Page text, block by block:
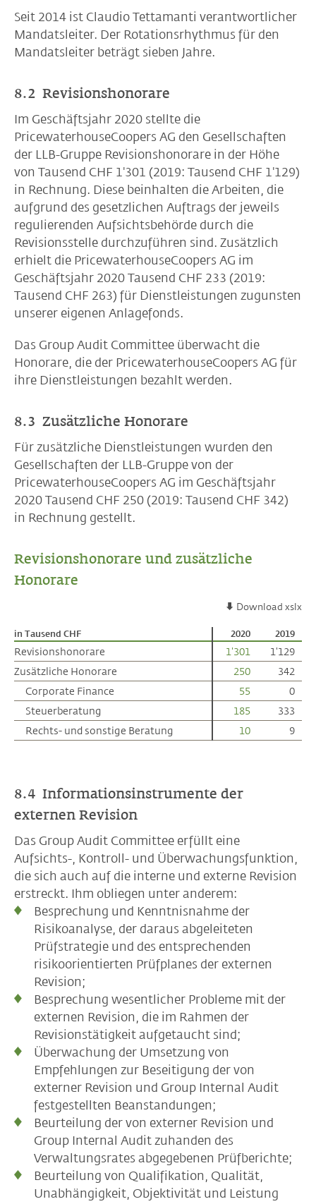
Seit 2014 ist Claudio Tettamanti verantwortlicher
Mandatsleiter. Der Rotationsrhythmus für den
Mandatsleiter beträgt sieben Jahre.
8.2 Revisionshonorare
Im Geschäftsjahr 2020 stellte die
PricewaterhouseCoopers AG den Gesellschaften
der LLB-Gruppe Revisionshonorare in der Höhe
von Tausend CHF 1'301 (2019: Tausend CHF 1'129)
in Rechnung. Diese beinhalten die Arbeiten, die
aufgrund des gesetzlichen Auftrags der jeweils
regulierenden Aufsichtsbehörde durch die
Revisionsstelle durchzuführen sind. Zusätzlich
erhielt die PricewaterhouseCoopers AG im
Geschäftsjahr 2020 Tausend CHF 233 (2019:
Tausend CHF 263) für Dienstleistungen zugunsten
unserer eigenen Anlagefonds.
Das Group Audit Committee überwacht die
Honorare, die der PricewaterhouseCoopers AG für
ihre Dienstleistungen bezahlt werden.
8.3 Zusätzliche Honorare
Für zusätzliche Dienstleistungen wurden den
Gesellschaften der LLB-Gruppe von der
PricewaterhouseCoopers AG im Geschäftsjahr
2020 Tausend CHF 250 (2019: Tausend CHF 342)
in Rechnung gestellt.
Revisionshonorare und zusätzliche
Honorare
Download xslx
in Tausend CHF 2020 2019
Revisionshonorare 1'301
1'129
Zusätzliche Honorare
250
342
Corporate Finance
55
0
Steuerberatung
185
333
Rechts- und sonstige Beratung
10 9
in Tausend CHF
Revisionshonorare
Zusätzliche Honorare
Corporate Finance
Steuerberatung
Rechts- und sonstige Beratung
8.4 Informationsinstrumente der
externen Revision
Das Group Audit Committee erfüllt eine
Aufsichts-, Kontroll- und Überwachungsfunktion,
die sich auch auf die interne und externe Revision
erstreckt. Ihm obliegen unter anderem:
Besprechung und Kenntnisnahme der
Risikoanalyse, der daraus abgeleiteten
Prüfstrategie und des entsprechenden
risikoorientierten Prüfplanes der externen
Revision;
Besprechung wesentlicher Probleme mit der
externen Revision, die im Rahmen der
Revisionstätigkeit aufgetaucht sind;
Überwachung der Umsetzung von
Empfehlungen zur Beseitigung der von
externer Revision und Group Internal Audit
festgestellten Beanstandungen;
Beurteilung der von externer Revision und
Group Internal Audit zuhanden des
Verwaltungsrates abgegebenen Prüfberichte;
Beurteilung von Qualifikation, Qualität,
Unabhängigkeit, Objektivität und Leistung